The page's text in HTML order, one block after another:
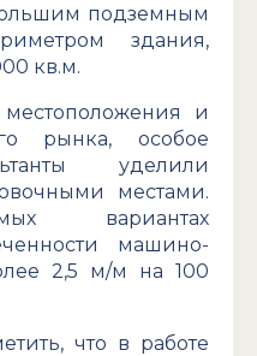
подземным
здания,
кв.м.
и
рынка, особое
уделили
местами.
вариантах
машино-
2,5 м/м на 100
что в работе